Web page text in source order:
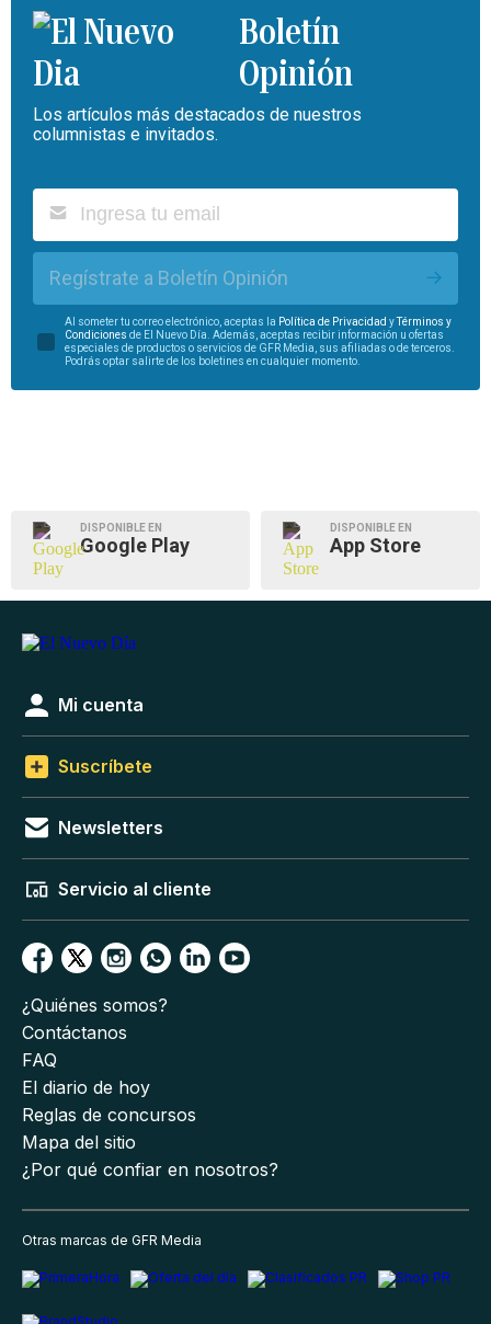
Boletín
Opinión
Los artículos más destacados de nuestros
columnistas e invitados.
Regístrate a Boletín Opinión
Al someter tu correo electrónico, aceptas la Política de Privacidad yTérminos y
Condiciones de El Nuevo Día. Además, aceptas recibir información u ofertas
especiales de productos o servicios de GFR Media, sus afiliadas o de terceros.
Podrás optar salirte de los boletines en cualquier momento.
DISPONIBLE EN
Google Play
DISPONIBLE EN
App Store
Mi cuenta
Suscríbete
Newsletters
Servicio al cliente
¿Quiénes somos?
Contáctanos
FAQ
El diario de hoy
Reglas de concursos
Mapa del sitio
¿Por qué confiar en nosotros?
Otras marcas de GFR Media